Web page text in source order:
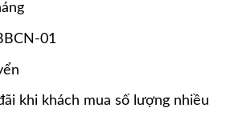
01
khi khách mua số lượng nhiều